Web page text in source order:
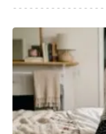
Suhail
saludable.
Para Una Vida
Vidal, G.
Psicologica
84-458-